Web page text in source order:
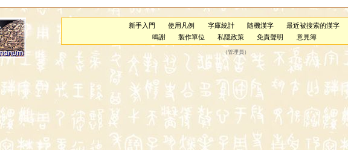
新手入門 使用凡例 字庫統計 隨機漢字
最近被搜索的漢字
鳴謝
製作單位 私隱政策 免責聲明 意見簿
（管理員 ）